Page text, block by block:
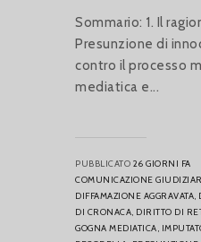
Sommario: 1. Il
Presunzione di
contro il processo
mediatica e...
PUBBLICATO 26 GIORNI FA
COMUNICAZIONE
DIFFAMAZIONE AGGRAVATA,
DI CRONACA, DIRITTO DI
GOGNA MEDIATICA,